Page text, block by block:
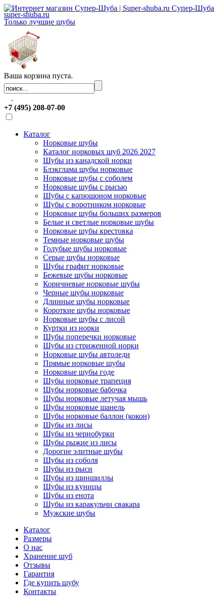
Супер-Шуба
super-shuba.ru
Только лучшие шубы
Ваша корзина пуста.
.
+7 (495) 208-07-00
Каталог
Норковые шубы
Каталог норковых шуб 2026 2027
Шубы из канадской норки
Блэкглама шубы норковые
Норковые шубы с соболем
Норковые шубы с рысью
Шубы с капюшоном норковые
Шубы с воротником норковые
Норковые шубы больших размеров
Белые и светлые норковые шубы
Норковые шубы крестовка
Темные норковые шубы
Голубые шубы норковые
Серые шубы норковые
Шубы графит норковые
Бежевые шубы норковые
Коричневые норковые шубы
Черные шубы норковые
Длинные шубы норковые
Короткие шубы норковые
Норковые шубы с лисой
Куртки из норки
Шубы поперечки норковые
Шубы из стриженной норки
Норковые шубы автоледи
Прямые норковые шубы
Норковые шубы годе
Шубы норковые трапеция
Шубы норковые бабочка
Шубы норковые летучая мышь
Шубы норковые шанель
Шубы норковые баллон (кокон)
Шубы из лисы
Шубы из чернобурки
Шубы рыжие из лисы
Дорогие элитные шубы
Шубы из соболя
Шубы из рыси
Шубы из шиншиллы
Шубы из куницы
Шубы из енота
Шубы из каракульчи свакара
Мужские шубы
Каталог
Размеры
О нас
Хранение шуб
Отзывы
Гарантия
Где купить шубу
Контакты